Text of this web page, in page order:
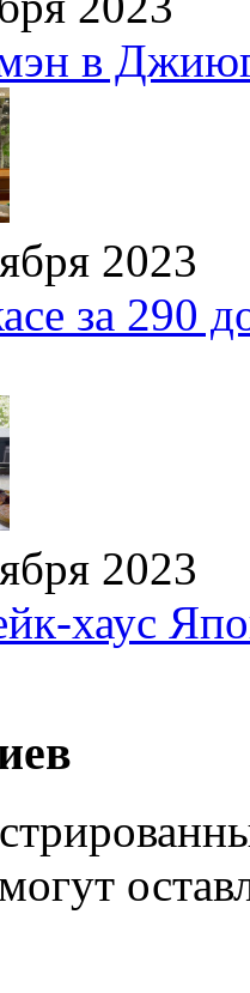
в
2023
за 290
2023
хаус